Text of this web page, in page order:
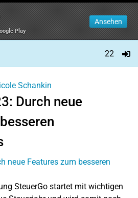
Play
Ansehen
22
Schankin
Durch neue
SteuerGo startet mit wichtigen